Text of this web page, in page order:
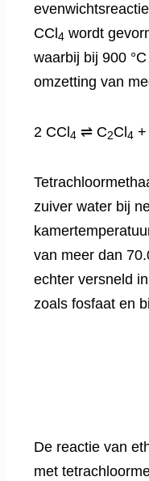
CCl 4 wordt
waarbij bij 900
omzetting van
2 CCl 4 ⇌ C2Cl 4 +
zuiver water bij
van meer dan
echter versneld
zoals fosfaat en
De reactie van
met